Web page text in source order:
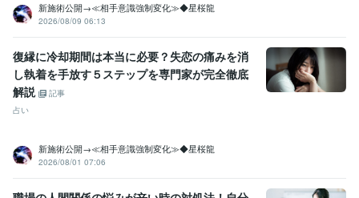
新施術公開→≪相手意識強制変化≫◆星桜龍
2026/08/09 06:13
復縁に冷却期間は本当に必要？失恋の痛みを消
し執着を手放す５ステップを専門家が完全徹底
解説
記事
占い
新施術公開→≪相手意識強制変化≫◆星桜龍
2026/08/01 07:06